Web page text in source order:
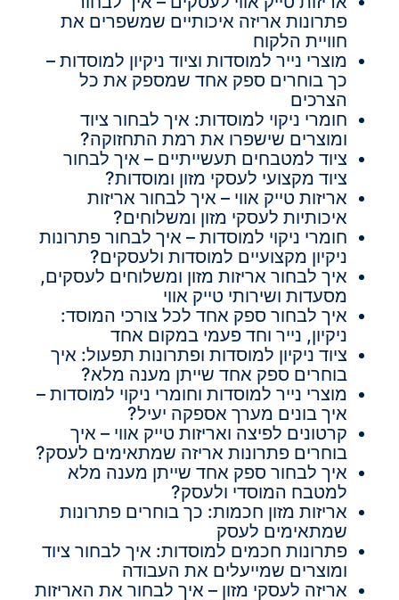
פתרונות אריזה איכותיים שמשפרים את
חוויית הלקוח
מוצרי נייר למוסדות וציוד ניקיון למוסדות –
כך בוחרים ספק אחד שמספק את כל
הצרכים
חומרי ניקוי למוסדות: איך לבחור ציוד
ומוצרים שישפרו את רמת התחזוקה?
ציוד למטבחים תעשייתיים – איך לבחור
ציוד מקצועי לעסקי מזון ומוסדות?
אריזות טייק אווי – איך לבחור אריזות
איכותיות לעסקי מזון ומשלוחים?
חומרי ניקוי למוסדות – איך לבחור פתרונות
ניקיון מקצועיים למוסדות ולעסקים?
איך לבחור אריזות מזון ומשלוחים לעסקים,
מסעדות ושירותי טייק אווי
איך לבחור ספק אחד לכל צורכי המוסד:
ניקיון, נייר וחד פעמי במקום אחד
ציוד ניקיון למוסדות ופתרונות תפעול: איך
בוחרים ספק אחד שייתן מענה מלא?
מוצרי נייר למוסדות וחומרי ניקוי למוסדות –
איך בונים מערך אספקה יעיל?
קרטונים לפיצה ואריזות טייק אווי – איך
בוחרים פתרונות אריזה שמתאימים לעסק?
איך לבחור ספק אחד שייתן מענה מלא
למטבח המוסדי ולעסק?
אריזות מזון חכמות: כך בוחרים פתרונות
שמתאימים לעסק
פתרונות חכמים למוסדות: איך לבחור ציוד
ומוצרים שמייעלים את העבודה
אריזה לעסקי מזון – איך לבחור את האריזות